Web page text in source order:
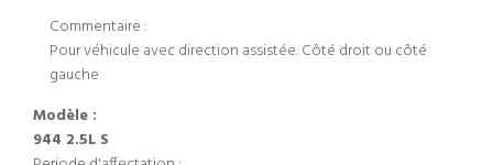
Commentaire :
Pour véhicule avec direction assistée. Côté droit ou côté
gauche
Modèle :
944 2.5L S